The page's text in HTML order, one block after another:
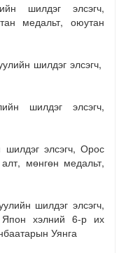
шилдэг элсэгч,
медальт, оюутан
шилдэг элсэгч,
шилдэг элсэгч,
элсэгч, Орос
мөнгөн медальт,
шилдэг элсэгч,
хэлний 6-р их
Уянга